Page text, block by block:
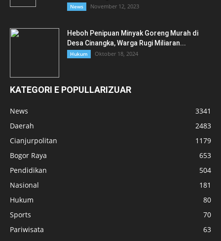
News November 12, 2023
Heboh Penipuan Minyak Goreng Murah di
Desa Cinangka, Warga Rugi Miliaran...
Hukum Oktober 18, 2024
KATEGORI E POPULLARIZUAR
News
3341
Daerah
2483
Cianjurpolitan
1179
Bogor Raya
653
Pendidikan
504
Nasional
181
Hukum
80
Sports
70
Pariwisata
63